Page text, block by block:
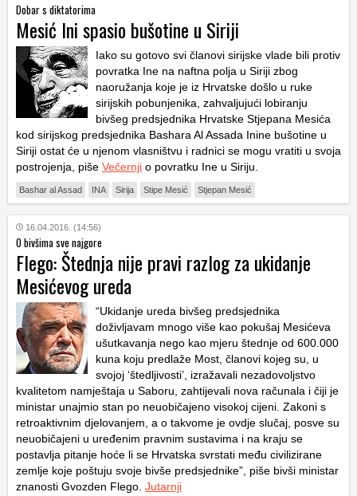
Dobar s diktatorima
Mesić Ini spasio bušotine u Siriji
Iako su gotovo svi članovi sirijske vlade bili protiv
povratka Ine na naftna polja u Siriji zbog
naoružanja koje je iz Hrvatske došlo u ruke
sirijskih pobunjenika, zahvaljujući lobiranju
bivšeg predsjednika Hrvatske Stjepana Mesića
kod sirijskog predsjednika Bashara Al Assada Inine bušotine u
Siriji ostat će u njenom vlasništvu i radnici se mogu vratiti u svoja
postrojenja, piše Večernji o povratku Ine u Siriju.
Bashar al Assad INA Sirija Stipe Mesić Stjepan Mesić
16.04.2016. (14:56)
O bivšima sve najgore
Flego: Štednja nije pravi razlog za ukidanje
Mesićevog ureda
“Ukidanje ureda bivšeg predsjednika
doživljavam mnogo više kao pokušaj Mesićeva
ušutkavanja nego kao mjeru štednje od 600.000
kuna koju predlaže Most, članovi kojeg su, u
svojoj ‘štedljivosti’, izražavali nezadovoljstvo
kvalitetom namještaja u Saboru, zahtijevali nova računala i čiji je
ministar unajmio stan po neuobičajeno visokoj cijeni. Zakoni s
retroaktivnim djelovanjem, a o takvome je ovdje slučaj, posve su
neuobičajeni u uređenim pravnim sustavima i na kraju se
postavlja pitanje hoće li se Hrvatska svrstati među civilizirane
zemlje koje poštuju svoje bivše predsjednike”, piše bivši ministar
znanosti Gvozden Flego. Jutarnji